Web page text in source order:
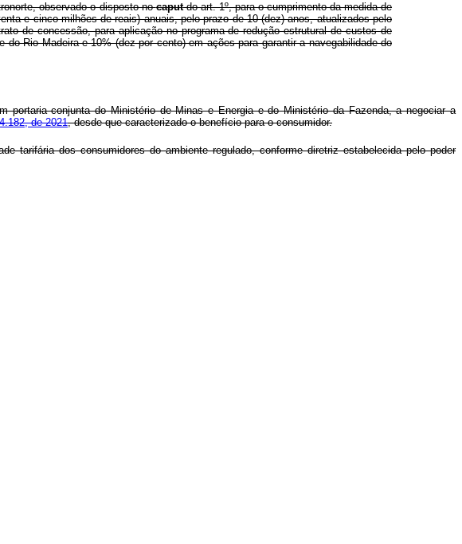
observado o disposto nocaputdo art. 1º, para o cumprimento da medida de
e cinco milhões de reais) anuais, pelo prazo de 10 (dez) anos, atualizados pelo
de concessão, para aplicação no programa de redução estrutural de custos de
Rio Madeira e 10% (dez por cento) em ações para garantir a navegabilidade do
conjunta do Ministério de Minas e Energia e do Ministério da Fazenda, a negociar a
de 2021, desde que caracterizado o benefício para o consumidor.
tarifária dos consumidores do ambiente regulado, conforme diretriz estabelecida pelo poder